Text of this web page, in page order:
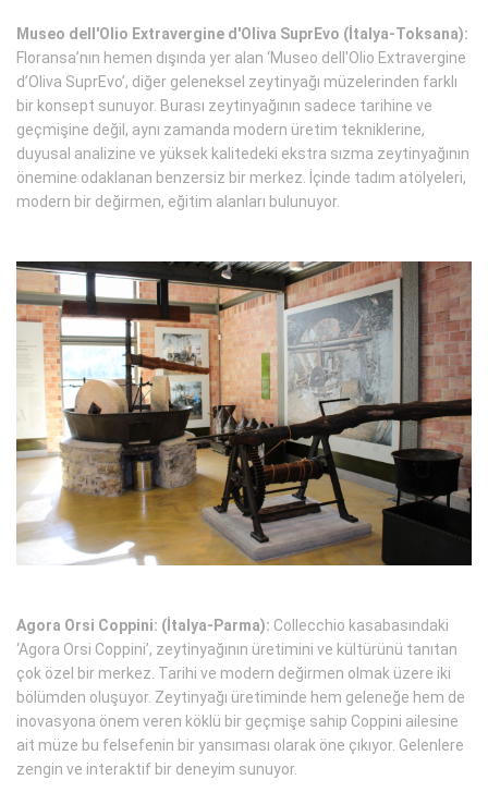
Museo dell'Olio Extravergine d'Oliva SuprEvo (İtalya-Toksana):
Floransa’nın hemen dışında yer alan ‘Museo dell'Olio Extravergine
d’Oliva SuprEvo’, diğer geleneksel zeytinyağı müzelerinden farklı
bir konsept sunuyor. Burası zeytinyağının sadece tarihine ve
geçmişine değil, aynı zamanda modern üretim tekniklerine,
duyusal analizine ve yüksek kalitedeki ekstra sızma zeytinyağının
önemine odaklanan benzersiz bir merkez. İçinde tadım atölyeleri,
modern bir değirmen, eğitim alanları bulunuyor.
Agora Orsi Coppini: (İtalya-Parma): Collecchio kasabasındaki
‘Agora Orsi Coppini’, zeytinyağının üretimini ve kültürünü tanıtan
çok özel bir merkez. Tarihi ve modern değirmen olmak üzere iki
bölümden oluşuyor. Zeytinyağı üretiminde hem geleneğe hem de
inovasyona önem veren köklü bir geçmişe sahip Coppini ailesine
ait müze bu felsefenin bir yansıması olarak öne çıkıyor. Gelenlere
zengin ve interaktif bir deneyim sunuyor.